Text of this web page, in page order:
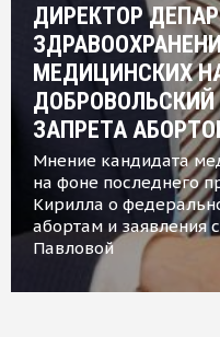
ДИРЕКТОР
МЕДИЦИНСКИХ
ЗАПРЕТА
Мнение кандидата
на фоне последнего
Кирилла о
абортам и заявления
Павловой